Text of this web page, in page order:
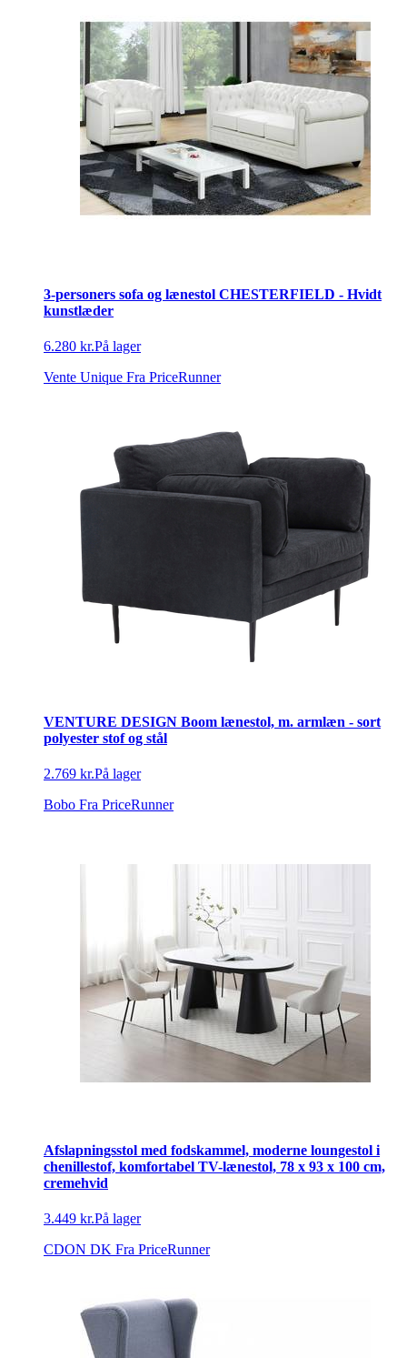
3-personers sofa og lænestol CHESTERFIELD - Hvidt
kunstlæder
6.280 kr.På lager
Vente Unique Fra PriceRunner
VENTURE DESIGN Boom lænestol, m. armlæn - sort
polyester stof og stål
2.769 kr.På lager
Bobo Fra PriceRunner
Afslapningsstol med fodskammel, moderne loungestol i
chenillestof, komfortabel TV-lænestol, 78 x 93 x 100 cm,
cremehvid
3.449 kr.På lager
CDON DK Fra PriceRunner